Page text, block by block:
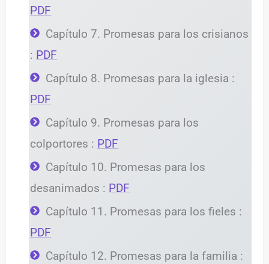
PDF
Capítulo 7. Promesas para los crisianos
: PDF
Capítulo 8. Promesas para la iglesia :
PDF
Capítulo 9. Promesas para los
colportores : PDF
Capítulo 10. Promesas para los
desanimados : PDF
Capítulo 11. Promesas para los fieles :
PDF
Capítulo 12. Promesas para la familia :